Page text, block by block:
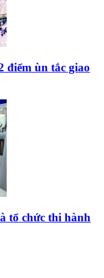
điểm ùn tắc giao
tổ chức thi hành